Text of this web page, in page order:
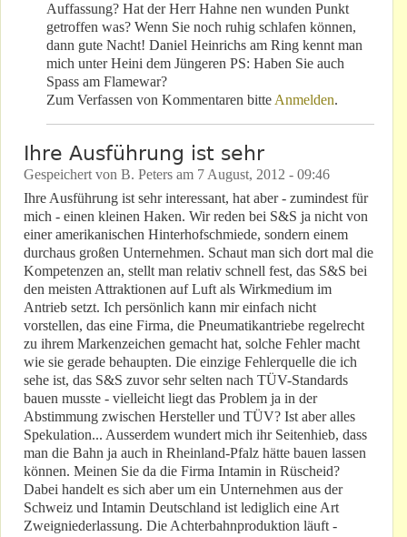
Auffassung? Hat der Herr Hahne nen wunden Punkt
getroffen was? Wenn Sie noch ruhig schlafen können,
dann gute Nacht! Daniel Heinrichs am Ring kennt man
mich unter Heini dem Jüngeren PS: Haben Sie auch
Spass am Flamewar?
Zum Verfassen von Kommentaren bitte Anmelden.
Ihre Ausführung ist sehr
Gespeichert von B. Peters am 7 August, 2012 - 09:46
Ihre Ausführung ist sehr interessant, hat aber - zumindest für
mich - einen kleinen Haken. Wir reden bei S&S ja nicht von
einer amerikanischen Hinterhofschmiede, sondern einem
durchaus großen Unternehmen. Schaut man sich dort mal die
Kompetenzen an, stellt man relativ schnell fest, das S&S bei
den meisten Attraktionen auf Luft als Wirkmedium im
Antrieb setzt. Ich persönlich kann mir einfach nicht
vorstellen, das eine Firma, die Pneumatikantriebe regelrecht
zu ihrem Markenzeichen gemacht hat, solche Fehler macht
wie sie gerade behaupten. Die einzige Fehlerquelle die ich
sehe ist, das S&S zuvor sehr selten nach TÜV-Standards
bauen musste - vielleicht liegt das Problem ja in der
Abstimmung zwischen Hersteller und TÜV? Ist aber alles
Spekulation... Ausserdem wundert mich ihr Seitenhieb, dass
man die Bahn ja auch in Rheinland-Pfalz hätte bauen lassen
können. Meinen Sie da die Firma Intamin in Rüscheid?
Dabei handelt es sich aber um ein Unternehmen aus der
Schweiz und Intamin Deutschland ist lediglich eine Art
Zweigniederlassung. Die Achterbahnproduktion läuft -